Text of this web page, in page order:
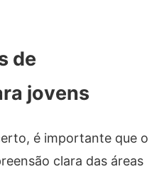
de
jovens
é importante que o
clara das áreas